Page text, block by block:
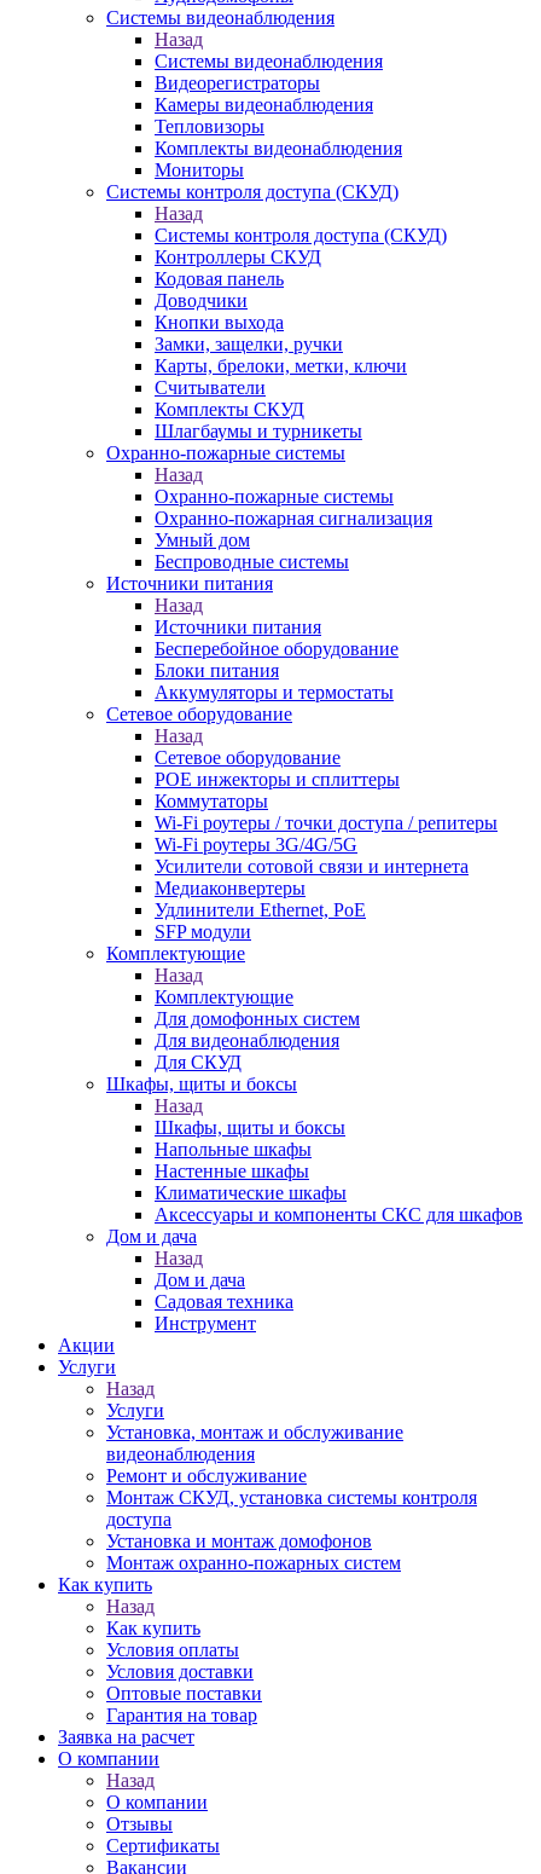
Системы видеонаблюдения
Назад
Системы видеонаблюдения
Видеорегистраторы
Камеры видеонаблюдения
Тепловизоры
Комплекты видеонаблюдения
Мониторы
Системы контроля доступа (СКУД)
Назад
Системы контроля доступа (СКУД)
Контроллеры СКУД
Кодовая панель
Доводчики
Кнопки выхода
Замки, защелки, ручки
Карты, брелоки, метки, ключи
Считыватели
Комплекты СКУД
Шлагбаумы и турникеты
Охранно-пожарные системы
Назад
Охранно-пожарные системы
Охранно-пожарная сигнализация
Умный дом
Беспроводные системы
Источники питания
Назад
Источники питания
Бесперебойное оборудование
Блоки питания
Аккумуляторы и термостаты
Сетевое оборудование
Назад
Сетевое оборудование
POE инжекторы и сплиттеры
Коммутаторы
Wi-Fi роутеры / точки доступа / репитеры
Wi-Fi роутеры 3G/4G/5G
Усилители сотовой связи и интернета
Медиаконвертеры
Удлинители Ethernet, PoE
SFP модули
Комплектующие
Назад
Комплектующие
Для домофонных систем
Для видеонаблюдения
Для СКУД
Шкафы, щиты и боксы
Назад
Шкафы, щиты и боксы
Напольные шкафы
Настенные шкафы
Климатические шкафы
Аксессуары и компоненты СКС для шкафов
Дом и дача
Назад
Дом и дача
Садовая техника
Инструмент
Акции
Услуги
Назад
Услуги
Установка, монтаж и обслуживание
видеонаблюдения
Ремонт и обслуживание
Монтаж СКУД, установка системы контроля
доступа
Установка и монтаж домофонов
Монтаж охранно-пожарных систем
Как купить
Назад
Как купить
Условия оплаты
Условия доставки
Оптовые поставки
Гарантия на товар
Заявка на расчет
О компании
Назад
О компании
Отзывы
Сертификаты
Вакансии